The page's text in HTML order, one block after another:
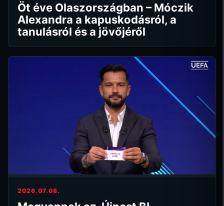
Öt éve Olaszországban – Móczik
Alexandra a kapuskodásról, a
tanulásról és a jövőjéről
2026.07.08.